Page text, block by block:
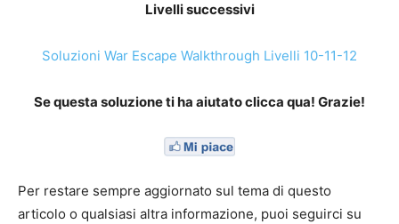
Livelli successivi
Soluzioni War Escape Walkthrough Livelli 10-11-12
Se questa soluzione ti ha aiutato clicca qua! Grazie!
Per restare sempre aggiornato sul tema di questo
articolo o qualsiasi altra informazione, puoi seguirci su